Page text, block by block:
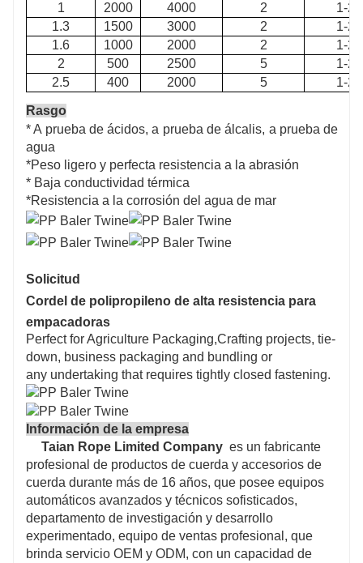
1
2000 4000 2
1-2
1.3
1500 3000 2
1-2
1.6
1000 2000 2
1-2
2
500 2500 5
1-2
2.5
400 2000 5 1-2
Rasgo
* A prueba de ácidos, a prueba de álcalis, a prueba de
agua
*Peso ligero y perfecta resistencia a la abrasión
* Baja conductividad térmica
*Resistencia a la corrosión del agua de mar
Solicitud
Cordel de polipropileno de alta resistencia para
empacadoras
Perfect for Agriculture Packaging,Crafting projects, tie-
down, business packaging and bundling or
any undertaking that requires tightly closed fastening.
Información de la empresa
Taian Rope Limited Company es un fabricante
profesional de productos de cuerda y accesorios de
cuerda durante más de 16 años, que posee equipos
automáticos avanzados y técnicos sofisticados,
departamento de investigación y desarrollo
experimentado, equipo de ventas profesional, que
brinda servicio OEM y ODM, con un capacidad de